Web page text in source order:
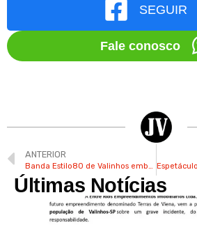
SEGUIR
Fale conosco
ANTERIOR
Últimas Notícias